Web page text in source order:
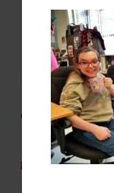
Pour plus
418-232-1167
418-514-9540
info@cadhc.ca
Nous vous